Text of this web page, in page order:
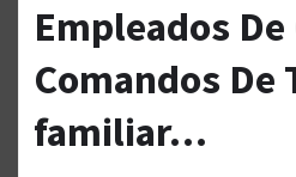
Empleados De
Comandos De
familiar…